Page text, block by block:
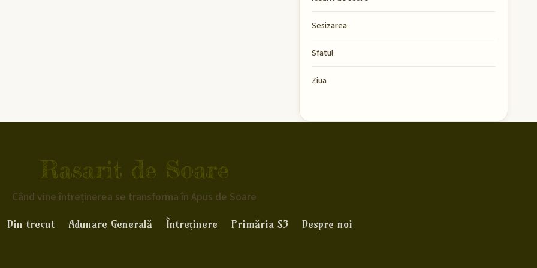
Sesizarea
Sfatul
Ziua
Rasarit de Soare
Când vine întreținerea se transforma în Apus de Soare
Din trecut Adunare Generală Întreținere Primăria S3 Despre noi